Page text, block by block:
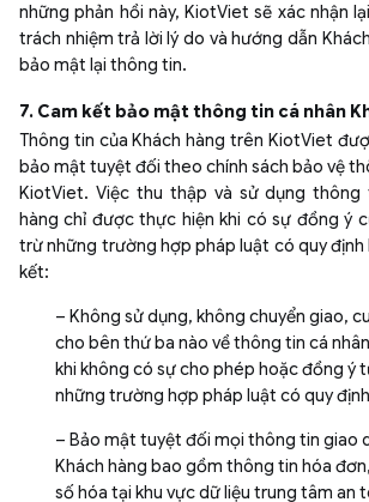
những phản hồi này, KiotViet sẽ xác nhận
trách nhiệm trả lời lý do và hướng dẫn
bảo mật lại thông tin.
7. Cam kết bảo mật thông tin cá nhân
Thông tin của Khách hàng trên KiotViet
bảo mật tuyệt đối theo chính sách bảo vệ
KiotViet. Việc thu thập và sử dụng thông
hàng chỉ được thực hiện khi có sự đồng ý
trừ những trường hợp pháp luật có quy
kết:
– Không sử dụng, không chuyển giao,
cho bên thứ ba nào về thông tin cá
khi không có sự cho phép hoặc đồng ý
những trường hợp pháp luật có quy
– Bảo mật tuyệt đối mọi thông tin giao
Khách hàng bao gồm thông tin hóa
số hóa tại khu vực dữ liệu trung tâm an